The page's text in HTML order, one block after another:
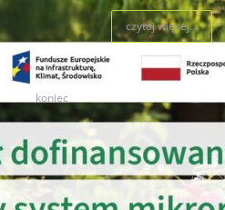
czytaj więcej...
4 5 6 8
9
koniec